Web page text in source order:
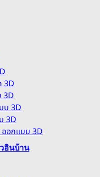
3D
3D
บ 3D
3D
อกแบบ 3D
อินบ้าน